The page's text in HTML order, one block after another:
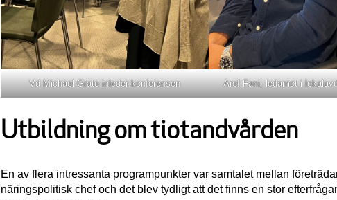
Vd Michael Grate inleder konferensen Aref Fani, ledamot i
Utbildning om tiotandvården
En av flera intressanta programpunkter var samtalet mellan
näringspolitisk chef och det blev tydligt att det finns en stor